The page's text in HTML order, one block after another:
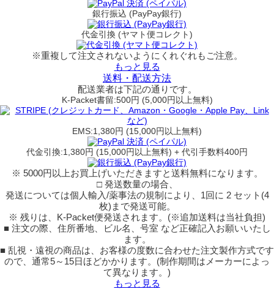
銀行振込 (PayPay銀行)
代金引換 (ヤマト便コレクト)
※重複して注文されないようにくれぐれもご注意。
もっと見る
送料・配送方法
配送業者は下記の通りです。
K-Packet書留:500円 (5,000円以上無料)
EMS:1,380円 (15,000円以上無料)
代金引換:1,380円 (15,000円以上無料) + 代引手数料400円
※ 5000円以上お買上げいただきますと送料無料になります。
□ 発送数量の場合、
発送については個人輸入/薬事法の規制により、1回に 2 セット(4
枚)まで発送可能。
※ 残りは、K-Packet便発送されます。(※追加送料は当社負担)
■ 注文の際、住所番地、ビル名、号室 など正確記入お願いいたし
ます。
■ 乱視・遠視の商品は、お客様の度数に合わせた注文製作方式です
ので、通常5～15日ほどかかります。(制作期間はメーカーによっ
て異なります。)
もっと見る